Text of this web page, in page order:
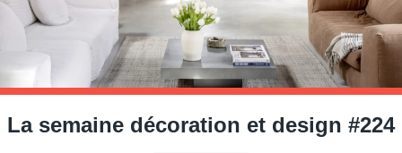
Maison Container/container House
Maison D'hôtes
Maison Et Appartement Vintage
On Décode La Déco
Petite Surface
Piscine Question De Style
Renovation
Revue De Week End
Tiny House
La semaine décoration et design #224